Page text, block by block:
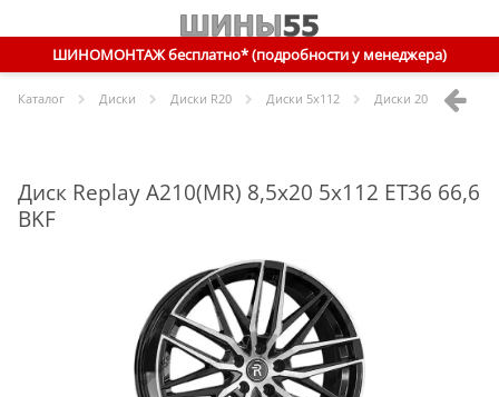
ШИНОМОНТАЖ бесплатно* (подробности у менеджера)
Каталог Диски Диски R20 Диски 5x112 Диски 20 5x112 ET36
Диск Replay A210(MR) 8,5x20 5x112 ET36 66,6
BKF